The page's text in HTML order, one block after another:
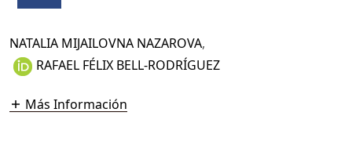
NATALIA MIJAILOVNA NAZAROVA,
RAFAEL FÉLIX BELL-RODRÍGUEZ
Más Información